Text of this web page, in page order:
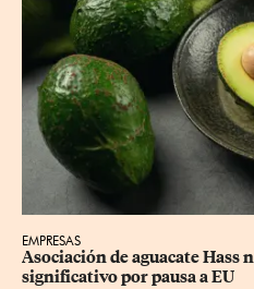
EMPRESAS
Asociación de aguacate Hass
significativo por pausa a EU